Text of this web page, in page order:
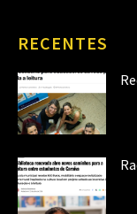
RECENTES